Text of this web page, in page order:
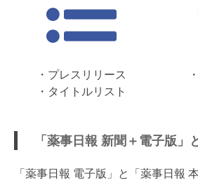
・プレスリリース
・タイトルリスト
「薬事日報 新聞＋電子版」
「薬事日報 電子版」と「薬事日報